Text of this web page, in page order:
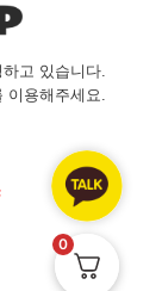
고 있습니다.
이용해주세요.
0